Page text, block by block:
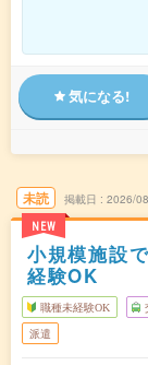
気になる!
未読
NEW
掲載日 2026/
小規模施設
経験OK
職種未経験OK
派遣